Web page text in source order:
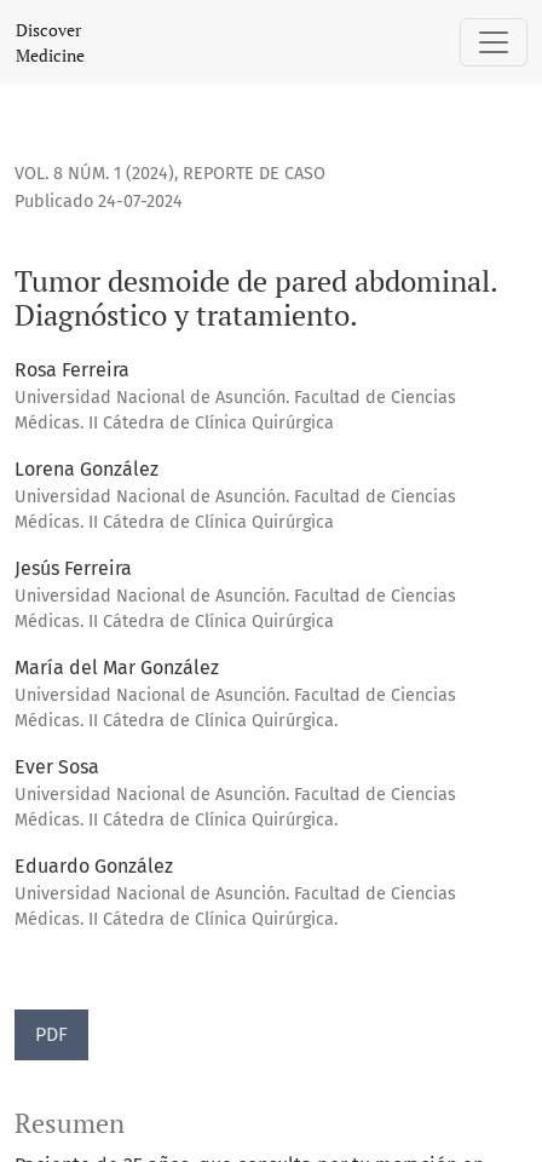
Tumor desmoide de pared abdominal. Diagnóstico y
Discover
Medicine
VOL. 8 NÚM. 1 (2024), REPORTE DE CASO
Tumor desmoide de pared abdominal.
Diagnóstico y tratamiento.
Publicado 24-07-2024
Rosa Ferreira
Universidad Nacional de Asunción. Facultad de Ciencias
Médicas. II Cátedra de Clínica Quirúrgica
Lorena González
Universidad Nacional de Asunción. Facultad de Ciencias
Médicas. II Cátedra de Clínica Quirúrgica
Jesús Ferreira
Universidad Nacional de Asunción. Facultad de Ciencias
Médicas. II Cátedra de Clínica Quirúrgica
María del Mar González
Universidad Nacional de Asunción. Facultad de Ciencias
Médicas. II Cátedra de Clínica Quirúrgica.
Ever Sosa
Universidad Nacional de Asunción. Facultad de Ciencias
Médicas. II Cátedra de Clínica Quirúrgica.
Eduardo González
Universidad Nacional de Asunción. Facultad de Ciencias
Médicas. II Cátedra de Clínica Quirúrgica.
PDF
Resumen